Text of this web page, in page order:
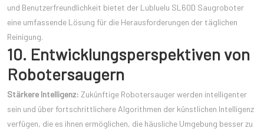
und Benutzerfreundlichkeit bietet der Lubluelu SL60D Saugroboter
eine umfassende Lösung für die Herausforderungen der täglichen
Reinigung.
10. Entwicklungsperspektiven von
Robotersaugern
Stärkere Intelligenz: Zukünftige Robotersauger werden intelligenter
sein und über fortschrittlichere Algorithmen der künstlichen Intelligenz
verfügen, die es ihnen ermöglichen, die häusliche Umgebung besser zu